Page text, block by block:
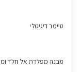
טיימר דיגיטלי
מבנה מפלדת אל חלד